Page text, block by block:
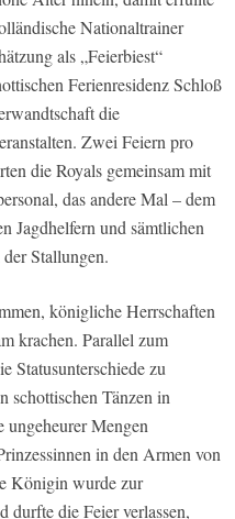
Nationaltrainer
als „Feierbiest“
Ferienresidenz Schloß
die
Zwei Feiern pro
die Royals gemeinsam mit
das andere Mal – dem
Jagdhelfern und sämtlichen
Stallungen.
königliche Herrschaften
krachen. Parallel zum
Statusunterschiede zu
schottischen Tänzen in
ungeheurer Mengen
in den Armen von
Königin wurde zur
durfte die Feier verlassen,